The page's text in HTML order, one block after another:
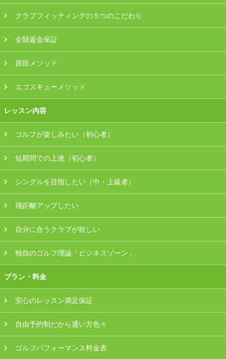
クラブフィッティングの５つのこだわり
全額返金保証
原田メソッド
エゴスキューメソッド
レッスン内容
ゴルフが楽しみたい（初心者）
短期間での上達（初心者）
シングルを目指したい（中・上級者）
飛距離アップしたい
自分に合うクラブが欲しい
独自のゴルフ理論「ビジネスゾーン」
プラン・料金
安心のレッスン満足保証
自由予約制だから通い方色々
ゴルフパフォーマンス料金表